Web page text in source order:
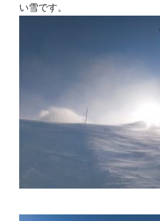
い雪です。